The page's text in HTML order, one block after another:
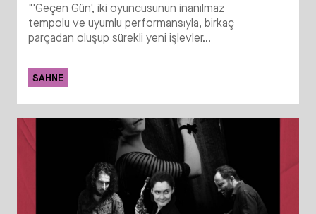
"'Geçen Gün', iki oyuncusunun inanılmaz
tempolu ve uyumlu performansıyla, birkaç
parçadan oluşup sürekli yeni işlevler...
SAHNE